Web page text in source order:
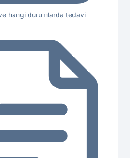
hangi durumlarda tedavi